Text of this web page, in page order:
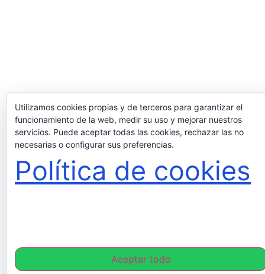
Utilizamos cookies propias y de terceros para garantizar el
funcionamiento de la web, medir su uso y mejorar nuestros
servicios. Puede aceptar todas las cookies, rechazar las no
necesarias o configurar sus preferencias.
Política de cookies
Aceptar todo